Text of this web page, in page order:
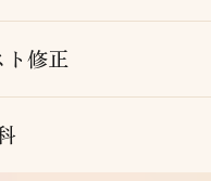
ト修正